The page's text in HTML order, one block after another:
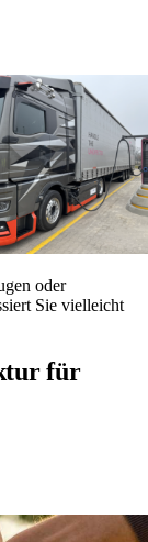
oder
Sie vielleicht
für